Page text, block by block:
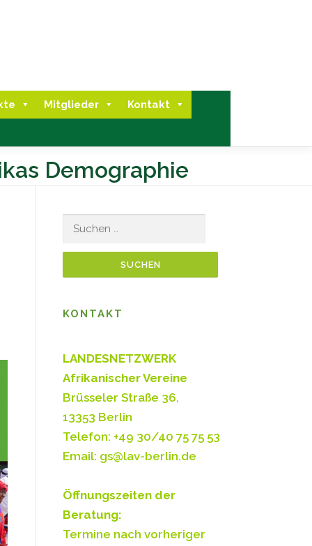
Mitglieder Kontakt
Demographie
Suchen
KONTAKT
LANDESNETZWERK
Afrikanischer Vereine
Brüsseler Straße 36,
13353 Berlin
Telefon: +49 30/40 75 75 53
Email: gs@lav-berlin.de
Öffnungszeiten der
Beratung:
Termine nach vorheriger